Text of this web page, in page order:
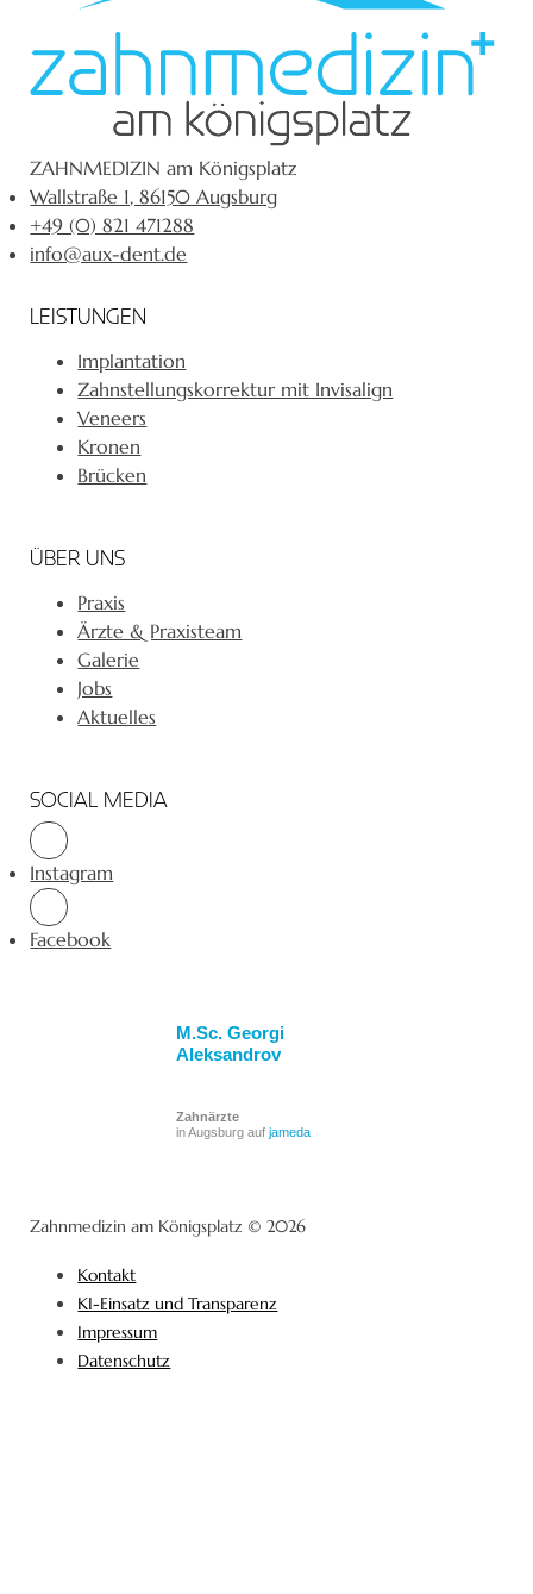
ZAHNMEDIZIN am Königsplatz
Wallstraße 1, 86150 Augsburg
+49 (0) 821 471288
info@aux-dent.de
LEISTUNGEN
Implantation
Zahnstellungskorrektur mit Invisalign
Veneers
Kronen
Brücken
ÜBER UNS
Praxis
Ärzte & Praxisteam
Galerie
Jobs
Aktuelles
SOCIAL MEDIA
Instagram
Facebook
M.Sc. Georgi
Aleksandrov
Zahnärzte
in Augsburg aufjameda
Zahnmedizin am Königsplatz © 2026
Kontakt
KI-Einsatz und Transparenz
Impressum
Datenschutz